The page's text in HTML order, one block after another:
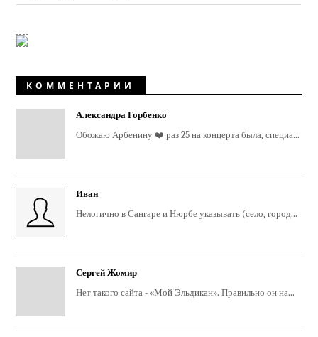
КОММЕНТАРИИ
Александра Горбенко
Обожаю Арбенину ❤️ раз 25 на концерта была, специа...
Иван
Нелогично в Сангаре и Нюрбе указывать (село, город...
Сергей Жомир
Нет такого сайта - «Мой Эльдикан». Правильно он на...